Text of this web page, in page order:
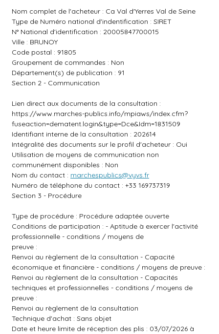
Nom complet de l'acheteur : Ca Val d'Yerres Val de Seine
Type de Numéro national d'indentification : SIRET
N° National d'identification : 20005847700015
Ville : BRUNOY
Code postal : 91805
Groupement de commandes : Non
Département(s) de publication : 91
Section 2 - Communication
Lien direct aux documents de la consultation :
https://www.marches-publics.info/mpiaws/index.cfm?
fuseaction=dematent.login&type=Dce&Idm=1831509
Identifiant interne de la consultation : 202614
Intégralité des documents sur le profil d'acheteur : Oui
Utilisation de moyens de communication non
communément disponibles : Non
Nom du contact : marchespublics@vyvs.fr
Numéro de téléphone du contact : +33 169737319
Section 3 - Procédure
Type de procédure : Procédure adaptée ouverte
Conditions de participation : - Aptitude à exercer l'activité
professionnelle - conditions / moyens de
preuve :
Renvoi au règlement de la consultation - Capacité
économique et financière - conditions / moyens de preuve :
Renvoi au règlement de la consultation - Capacités
techniques et professionnelles - conditions / moyens de
preuve :
Renvoi au règlement de la consultation
Technique d'achat : Sans objet
Date et heure limite de réception des plis : 03/07/2026 à